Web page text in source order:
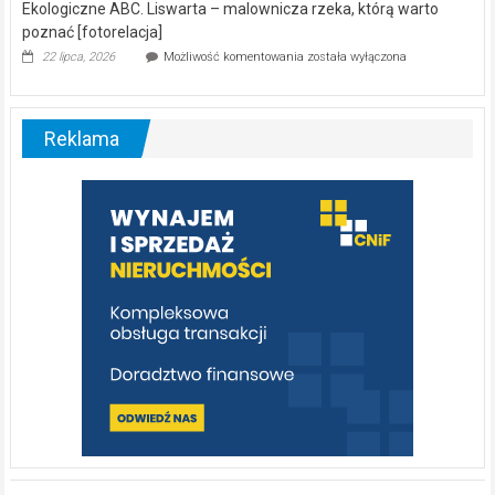
Ekologiczne ABC. Liswarta – malownicza rzeka, którą warto
poznać [fotorelacja]
22 lipca, 2026 Możliwość komentowania Ekologiczne
–
warto
[fotorelacja]
została wyłączona
Reklama